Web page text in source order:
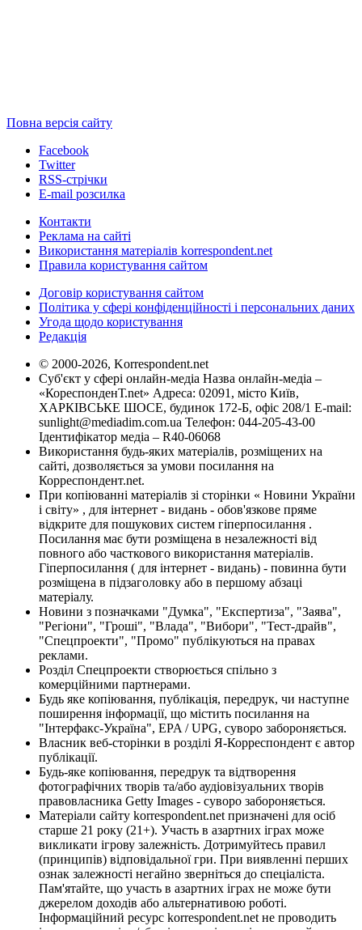
Повна версія сайту
Facebook
Twitter
RSS-стрічки
E-mail розсилка
Контакти
Реклама на сайті
Використання матеріалів korrespondent.net
Правила користування сайтом
Договір користування сайтом
Політика у сфері конфіденційності і персональних даних
Угода щодо користування
Редакція
© 2000-2026, Korrespondent.net
Суб'єкт у сфері онлайн-медіа Назва онлайн-медіа –
«КореспонденТ.net» Адреса: 02091, місто Київ,
ХАРКІВСЬКЕ ШОСЕ, будинок 172-Б, офіс 208/1 E-mail:
sunlight@mediadim.com.ua Телефон: 044-205-43-00
Ідентифікатор медіа – R40-06068
Використання будь-яких матеріалів, розміщених на
сайті, дозволяється за умови посилання на
Корреспондент.net.
При копіюванні матеріалів зі сторінки « Новини України
і світу» , для інтернет - видань - обов'язкове пряме
відкрите для пошукових систем гіперпосилання .
Посилання має бути розміщена в незалежності від
повного або часткового використання матеріалів.
Гіперпосилання ( для інтернет - видань) - повинна бути
розміщена в підзаголовку або в першому абзаці
матеріалу.
Новини з позначками "Думка", "Експертиза", "Заява",
"Регіони", "Гроші", "Влада", "Вибори", "Тест-драйв",
"Спецпроекти", "Промо" публікуються на правах
реклами.
Розділ Спецпроекти створюється спільно з
комерційними партнерами.
Будь яке копіювання, публікація, передрук, чи наступне
поширення інформації, що містить посилання на
"Інтерфакс-Україна", EPA / UPG, суворо забороняється.
Власник веб-сторінки в розділі Я-Корреспондент є автор
публікації.
Будь-яке копіювання, передрук та відтворення
фотографічних творів та/або аудіовізуальних творів
правовласника Getty Images - суворо забороняється.
Матеріали сайту korrespondent.net призначені для осіб
старше 21 року (21+). Участь в азартних іграх може
викликати ігрову залежність. Дотримуйтесь правил
(принципів) відповідальної гри. При виявленні перших
ознак залежності негайно зверніться до спеціаліста.
Пам'ятайте, що участь в азартних іграх не може бути
джерелом доходів або альтернативою роботі.
Інформаційний ресурс korrespondent.net не проводить